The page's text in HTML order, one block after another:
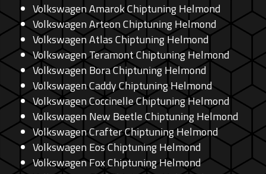
Volkswagen Amarok Chiptuning Helmond
Volkswagen Arteon Chiptuning Helmond
Volkswagen Atlas Chiptuning Helmond
Volkswagen Teramont Chiptuning Helmond
Volkswagen Bora Chiptuning Helmond
Volkswagen Caddy Chiptuning Helmond
Volkswagen Coccinelle Chiptuning Helmond
Volkswagen New Beetle Chiptuning Helmond
Volkswagen Crafter Chiptuning Helmond
Volkswagen Eos Chiptuning Helmond
Volkswagen Fox Chiptuning Helmond